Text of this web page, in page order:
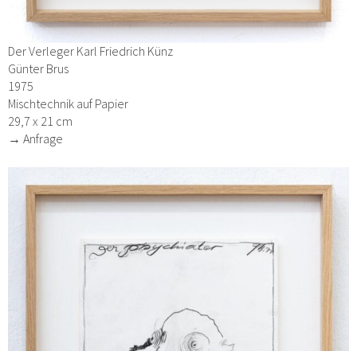
Der Verleger Karl Friedrich Künz
Günter Brus
1975
Mischtechnik auf Papier
29,7 x 21 cm
→ Anfrage